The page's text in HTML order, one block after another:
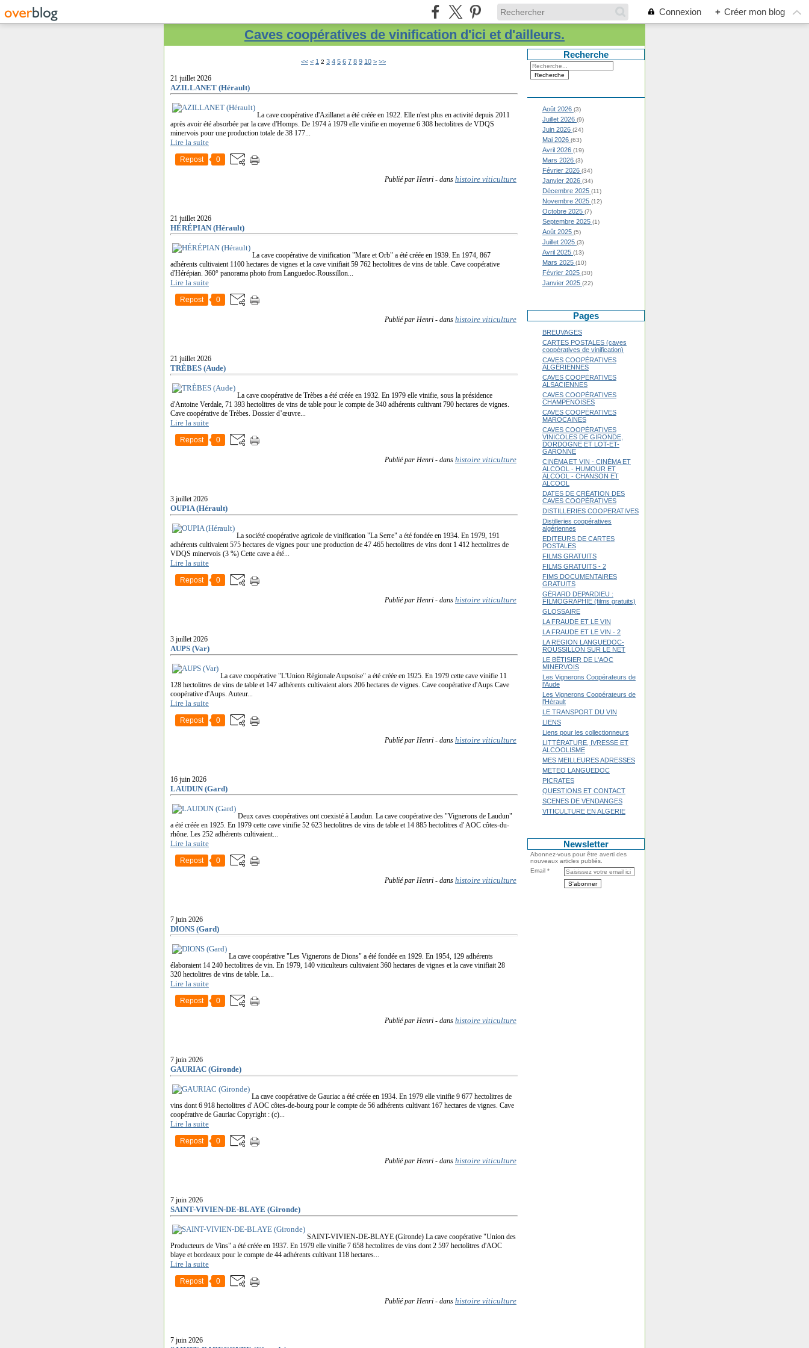
Connexion + Créer mon blog
Caves coopératives de vinification d'ici et d'ailleurs.
<< < 1 2 3 4 5 6 7 8 9 10 20
30
40
50
60
70
80
90
> >>
21 juillet 2026
AZILLANET (Hérault)
La cave coopérative d'Azillanet a été créée en 1922. Elle n'est plus en activité depuis 2011
après avoir été absorbée par la cave d'Homps. De 1974 à 1979 elle vinifie en moyenne 6 308 hectolitres de VDQS
minervois pour une production totale de 38 177...
Lire la suite
Repost 0
Publié par Henri - dans histoire viticulture
21 juillet 2026
HÉRÉPIAN (Hérault)
La cave coopérative de vinification "Mare et Orb" a été créée en 1939. En 1974, 867
adhérents cultivaient 1100 hectares de vignes et la cave vinifiait 59 762 hectolitres de vins de table. Cave coopérative
d'Hérépian. 360° panorama photo from Languedoc-Roussillon...
Lire la suite
Repost 0
Publié par Henri - dans histoire viticulture
21 juillet 2026
TRÈBES (Aude)
La cave coopérative de Trèbes a été créée en 1932. En 1979 elle vinifie, sous la présidence
d'Antoine Verdale, 71 393 hectolitres de vins de table pour le compte de 340 adhérents cultivant 790 hectares de vignes.
Cave coopérative de Trèbes. Dossier d’œuvre...
Lire la suite
Repost 0
Publié par Henri - dans histoire viticulture
3 juillet 2026
OUPIA (Hérault)
La société coopérative agricole de vinification "La Serre" a été fondée en 1934. En 1979, 191
adhérents cultivaient 575 hectares de vignes pour une production de 47 465 hectolitres de vins dont 1 412 hectolitres de
VDQS minervois (3 %) Cette cave a été...
Lire la suite
Repost 0
Publié par Henri - dans histoire viticulture
3 juillet 2026
AUPS (Var)
La cave coopérative "L'Union Régionale Aupsoise" a été créée en 1925. En 1979 cette cave vinifie 11
128 hectolitres de vins de table et 147 adhérents cultivaient alors 206 hectares de vignes. Cave coopérative d'Aups Cave
coopérative d'Aups. Auteur...
Lire la suite
Repost 0
Publié par Henri - dans histoire viticulture
16 juin 2026
LAUDUN (Gard)
Deux caves coopératives ont coexisté à Laudun. La cave coopérative des "Vignerons de Laudun"
a été créée en 1925. En 1979 cette cave vinifie 52 623 hectolitres de vins de table et 14 885 hectolitres d' AOC côtes-du-
rhône. Les 252 adhérents cultivaient...
Lire la suite
Repost 0
Publié par Henri - dans histoire viticulture
7 juin 2026
DIONS (Gard)
La cave coopérative "Les Vignerons de Dions" a été fondée en 1929. En 1954, 129 adhérents
élaboraient 14 240 hectolitres de vin. En 1979, 140 viticulteurs cultivaient 360 hectares de vignes et la cave vinifiait 28
320 hectolitres de vins de table. La...
Lire la suite
Repost 0
Publié par Henri - dans histoire viticulture
7 juin 2026
GAURIAC (Gironde)
La cave coopérative de Gauriac a été créée en 1934. En 1979 elle vinifie 9 677 hectolitres de
vins dont 6 918 hectolitres d' AOC côtes-de-bourg pour le compte de 56 adhérents cultivant 167 hectares de vignes. Cave
coopérative de Gauriac Copyright : (c)...
Lire la suite
Repost 0
Publié par Henri - dans histoire viticulture
7 juin 2026
SAINT-VIVIEN-DE-BLAYE (Gironde)
SAINT-VIVIEN-DE-BLAYE (Gironde) La cave coopérative "Union des
Producteurs de Vins" a été créée en 1937. En 1979 elle vinifie 7 658 hectolitres de vins dont 2 597 hectolitres d'AOC
blaye et bordeaux pour le compte de 44 adhérents cultivant 118 hectares...
Lire la suite
Repost 0
Publié par Henri - dans histoire viticulture
7 juin 2026
Recherche
Août 2026 (3)
Juillet 2026 (9)
Juin 2026 (24)
Mai 2026 (63)
Avril 2026 (19)
Mars 2026 (3)
Février 2026 (34)
Janvier 2026 (34)
Décembre 2025 (11)
Novembre 2025 (12)
Octobre 2025 (7)
Septembre 2025 (1)
Août 2025 (5)
Juillet 2025 (3)
Avril 2025 (13)
Mars 2025 (10)
Février 2025 (30)
Janvier 2025 (22)
Pages
BREUVAGES
CARTES POSTALES (caves
coopératives de vinification)
CAVES COOPÉRATIVES
ALGÉRIENNES
CAVES COOPÉRATIVES
ALSACIENNES
CAVES COOPÉRATIVES
CHAMPENOISES
CAVES COOPÉRATIVES
MAROCAINES
CAVES COOPÉRATIVES
VINICOLES DE GIRONDE,
DORDOGNE ET LOT-ET-
GARONNE
CINÉMA ET VIN - CINÉMA ET
ALCOOL - HUMOUR ET
ALCOOL - CHANSON ET
ALCOOL
DATES DE CRÉATION DES
CAVES COOPÉRATIVES
DISTILLERIES COOPERATIVES
Distilleries coopératives
algériennes
EDITEURS DE CARTES
POSTALES
FILMS GRATUITS
FILMS GRATUITS - 2
FIMS DOCUMENTAIRES
GRATUITS
GÉRARD DEPARDIEU :
FILMOGRAPHIE (films gratuits)
GLOSSAIRE
LA FRAUDE ET LE VIN
LA FRAUDE ET LE VIN - 2
LA REGION LANGUEDOC-
ROUSSILLON SUR LE NET
LE BÊTISIER DE L'AOC
MINERVOIS
Les Vignerons Coopérateurs de
l'Aude
Les Vignerons Coopérateurs de
l'Hérault
LE TRANSPORT DU VIN
LIENS
Liens pour les collectionneurs
LITTÉRATURE, IVRESSE ET
ALCOOLISME
MES MEILLEURES ADRESSES
METEO LANGUEDOC
PICRATES
QUESTIONS ET CONTACT
SCENES DE VENDANGES
VITICULTURE EN ALGERIE
Newsletter
Abonnez-vous pour être averti des
nouveaux articles publiés.
Email